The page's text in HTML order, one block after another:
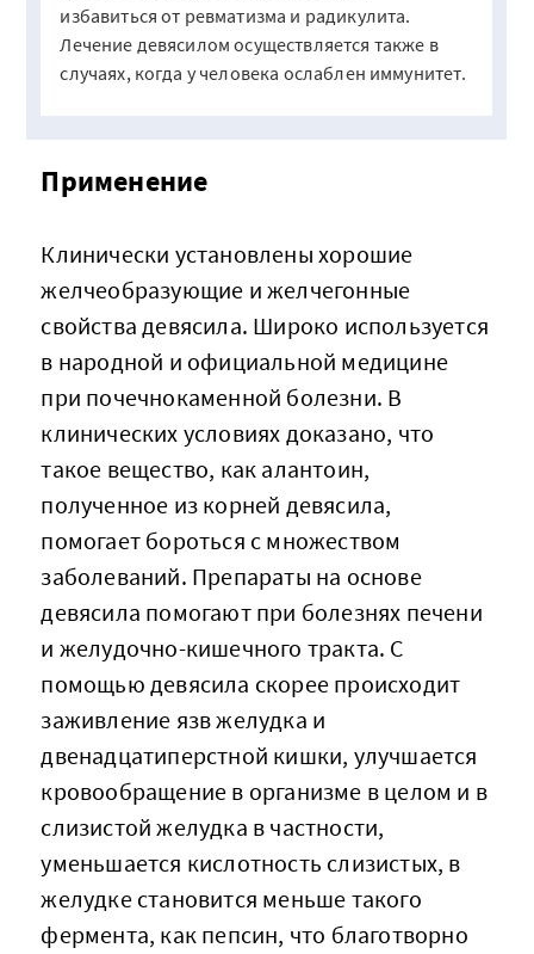
избавиться от ревматизма и радикулита.
Лечение девясилом осуществляется также в
случаях, когда у человека ослаблен иммунитет.
Применение
Клинически установлены хорошие
желчеобразующие и желчегонные
свойства девясила. Широко используется
в народной и официальной медицине
при почечнокаменной болезни. В
клинических условиях доказано, что
такое вещество, как алантоин,
полученное из корней девясила,
помогает бороться с множеством
заболеваний. Препараты на основе
девясила помогают при болезнях печени
и желудочно-кишечного тракта. С
помощью девясила скорее происходит
заживление язв желудка и
двенадцатиперстной кишки, улучшается
кровообращение в организме в целом и в
слизистой желудка в частности,
уменьшается кислотность слизистых, в
желудке становится меньше такого
фермента, как пепсин, что благотворно